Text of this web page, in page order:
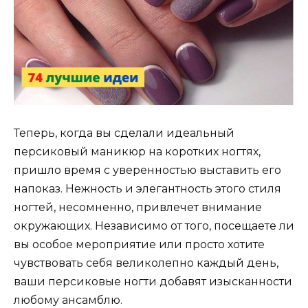
Теперь, когда вы сделали идеальный
персиковый маникюр на коротких ногтях,
пришло время с уверенностью выставить его
напоказ. Нежность и элегантность этого стиля
ногтей, несомненно, привлечет внимание
окружающих. Независимо от того, посещаете ли
вы особое мероприятие или просто хотите
чувствовать себя великолепно каждый день,
ваши персиковые ногти добавят изысканности
любому ансамблю.